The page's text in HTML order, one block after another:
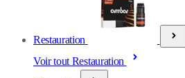
Restauration
Voir tout Restauration